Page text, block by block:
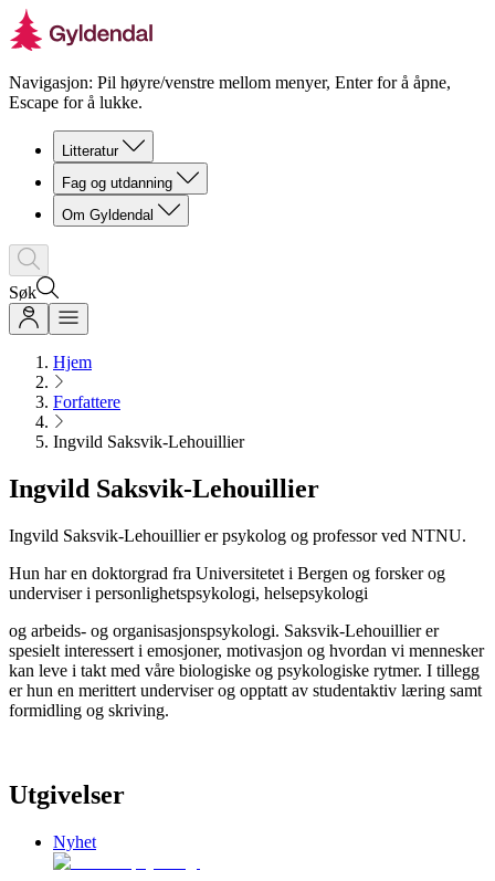
Navigasjon: Pil høyre/venstre mellom menyer, Enter for å åpne,
Escape for å lukke.
Litteratur
Fag og utdanning
Om Gyldendal
Søk
Hjem
Forfattere
Ingvild Saksvik-Lehouillier
Ingvild Saksvik-Lehouillier
Ingvild Saksvik-Lehouillier er psykolog og professor ved NTNU.
Hun har en doktorgrad fra Universitetet i Bergen og forsker og
underviser i personlighetspsykologi, helsepsykologi
og arbeids- og organisasjonspsykologi. Saksvik-Lehouillier er
spesielt interessert i emosjoner, motivasjon og hvordan vi mennesker
kan leve i takt med våre biologiske og psykologiske rytmer. I tillegg
er hun en merittert underviser og opptatt av studentaktiv læring samt
formidling og skriving.
Utgivelser
Nyhet